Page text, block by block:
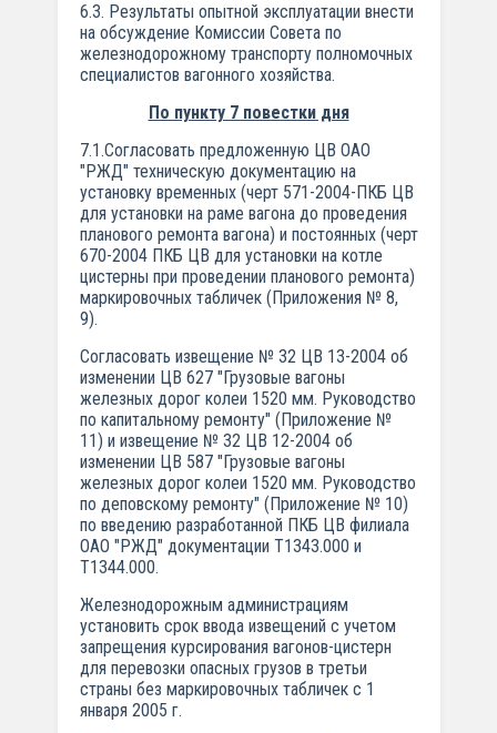
6.3. Результаты опытной эксплуатации внести
на обсуждение Комиссии Совета по
железнодорожному транспорту полномочных
специалистов вагонного хозяйства.
По пункту 7 повестки дня
7.1.Согласовать предложенную ЦВ ОАО
"РЖД" техническую документацию на
установку временных (черт 571-2004-ПКБ ЦВ
для установки на раме вагона до проведения
планового ремонта вагона) и постоянных (черт
670-2004 ПКБ ЦВ для установки на котле
цистерны при проведении планового ремонта)
маркировочных табличек (Приложения № 8,
9).
Согласовать извещение № 32 ЦВ 13-2004 об
изменении ЦВ 627 "Грузовые вагоны
железных дорог колеи 1520 мм. Руководство
по капитальному ремонту" (Приложение №
11) и извещение № 32 ЦВ 12-2004 об
изменении ЦВ 587 "Грузовые вагоны
железных дорог колеи 1520 мм. Руководство
по деповскому ремонту" (Приложение № 10)
по введению разработанной ПКБ ЦВ филиала
ОАО "РЖД" документации Т1343.000 и
Т1344.000.
Железнодорожным администрациям
установить срок ввода извещений с учетом
запрещения курсирования вагонов-цистерн
для перевозки опасных грузов в третьи
страны без маркировочных табличек с 1
января 2005 г.